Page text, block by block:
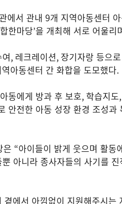
에서 관내 9개 지역아동센터
한마당’을 개최해 서로 어울리
, 레크레이션, 장기자랑 등으
역아동센터 간 화합을 도모했다.
동에게 방과 후 보호, 학습지도,
안전한 아동 성장 환경 조성
은 “아이들이 밝게 웃으며 활동
아니라 종사자들의 사기를
곁에서 아낌없이 지원해주시는